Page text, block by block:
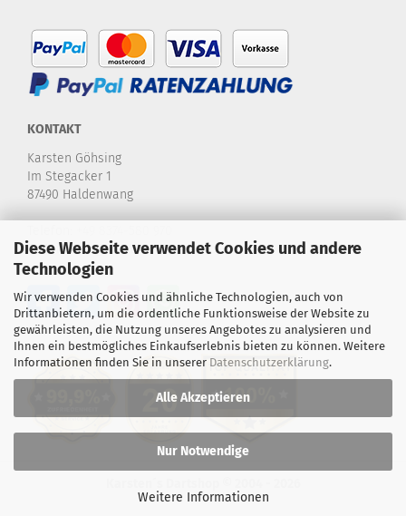
Diese Webseite verwendet Cookies und andere
Technologien
Wir verwenden Cookies und ähnliche Technologien, auch von
Drittanbietern, um die ordentliche Funktionsweise der Website zu
gewährleisten, die Nutzung unseres Angebotes zu analysieren und
Ihnen ein bestmögliches Einkaufserlebnis bieten zu können. Weitere
Informationen finden Sie in unserer Datenschutzerklärung.
Alle Akzeptieren
Nur Notwendige
Weitere Informationen
KONTAKT
Karsten Göhsing
Im Stegacker 1
87490 Haldenwang
E-Mail:info@karstensdartshop.de